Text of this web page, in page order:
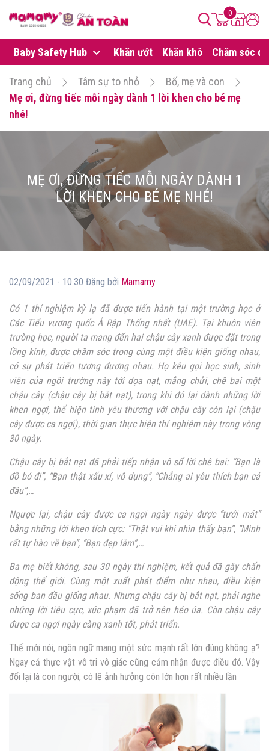
0
Baby Safety Hub Khăn ướt Khăn khô Chăm sóc da
Trang chủ Tâm sự to nhỏ
Bố, mẹ và con
Mẹ ơi, đừng tiếc mỗi ngày dành 1 lời khen cho bé mẹ
nhé!
MẸ ƠI, ĐỪNG TIẾC MỖI NGÀY DÀNH 1
LỜI KHEN CHO BÉ MẸ NHÉ!
02/09/2021 - 10:30 Đăng bởi Mamamy
Có 1 thí nghiệm kỳ lạ đã được tiến hành tại một trường học ở
Các Tiểu vương quốc Ả Rập Thống nhất (UAE). Tại khuôn viên
trường học, người ta mang đến hai chậu cây xanh được đặt trong
lồng kính, được chăm sóc trong cùng một điều kiện giống nhau,
có sự phát triển tương đương nhau. Họ kêu gọi học sinh, sinh
viên của ngôi trường này tới dọa nạt, mắng chửi, chê bai một
chậu cây (chậu cây bị bắt nạt), trong khi đó lại dành những lời
khen ngợi, thể hiện tình yêu thương với chậu cây còn lại (chậu
cây được ca ngợi), thời gian thực hiện thí nghiệm này trong vòng
30 ngày.
Chậu cây bị bắt nạt đã phải tiếp nhận vô số lời chê bai: “Bạn là
đồ bỏ đi”, “Bạn thật xấu xí, vô dụng”, “Chẳng ai yêu thích bạn cả
đâu”,…
Ngược lại, chậu cây được ca ngợi ngày ngày được “tưới mát”
bằng những lời khen tích cực: “Thật vui khi nhìn thấy bạn”, “Mình
rất tự hào về bạn”, “Bạn đẹp lắm”,…
Ba mẹ biết không, sau 30 ngày thí nghiệm, kết quả đã gây chấn
động thế giới. Cùng một xuất phát điểm như nhau, điều kiện
sống ban đầu giống nhau. Nhưng chậu cây bị bắt nạt, phải nghe
những lời tiêu cực, xúc phạm đã trở nên héo úa. Còn chậu cây
được ca ngợi ngày càng xanh tốt, phát triển.
Thế mới nói, ngôn ngữ mang một sức mạnh rất lớn đúng không ạ?
Ngay cả thực vật vô tri vô giác cũng cảm nhận được điều đó. Vậy
đổi lại là con người, có lẽ ảnh hưởng còn lớn hơn rất nhiều lần